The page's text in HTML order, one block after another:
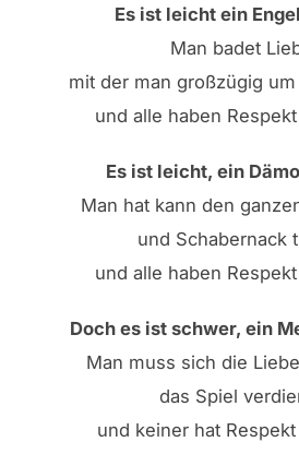
Es ist leicht ein
Man badet
mit der man großzügig
und alle haben
Es ist leicht, ein
Man hat kann den
und Schabernack
und alle haben
Doch es ist schwer, ein
Man muss sich die
das Spiel
und keiner hat